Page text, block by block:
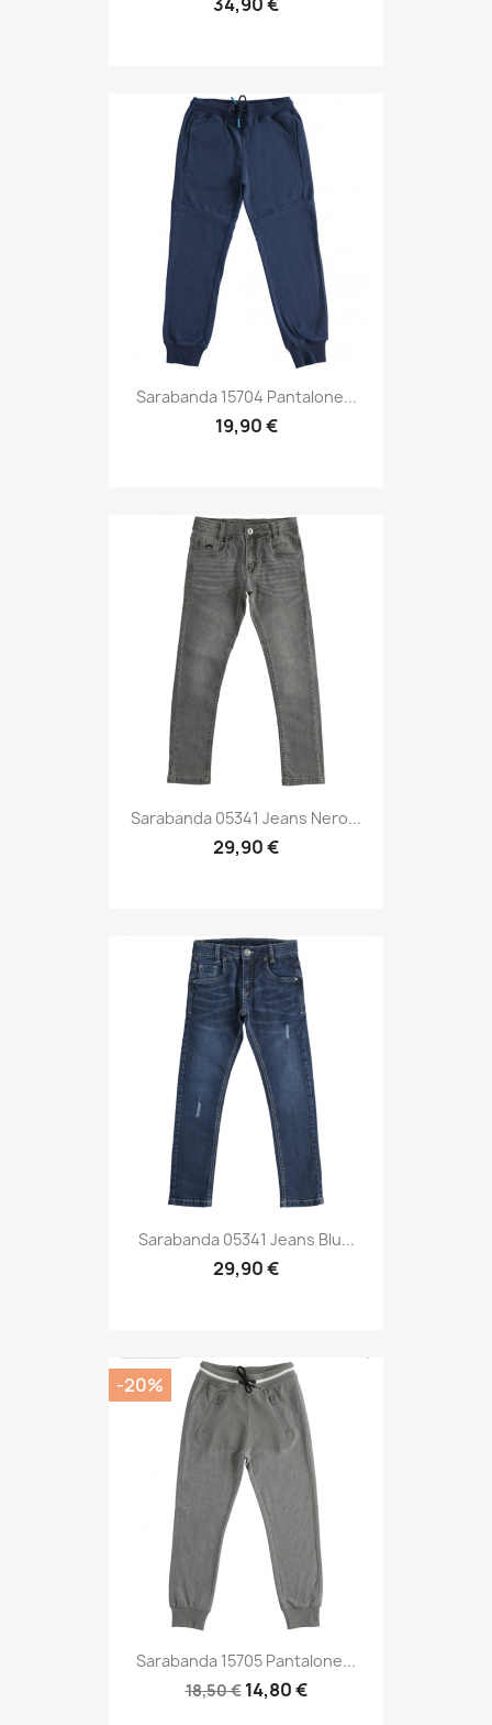
Sarabanda 15704 Pantalone...
19,90 €
Sarabanda 05341 Jeans Nero...
29,90 €
Sarabanda 05341 Jeans Blu...
29,90 €
Sarabanda 15705 Pantalone...
18,50 € 14,80 €
-20%